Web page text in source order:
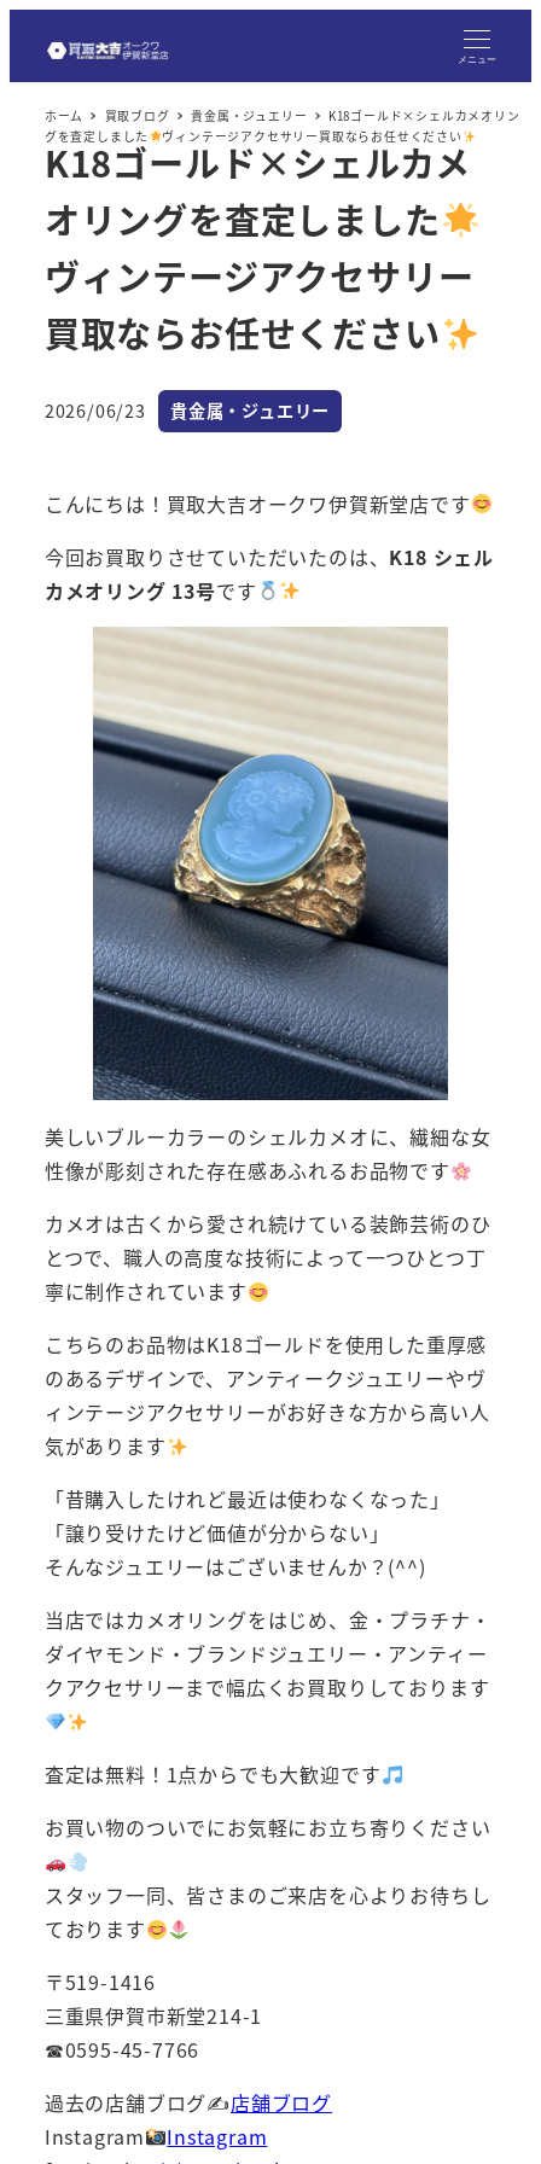
メニュー
ホーム 買取ブログ 貴金属・ジュエリー
K18ゴールド×シェルカメオリン
グを査定しました
ヴィンテージアクセサリー買取ならお任せください
K18ゴールド×シェルカメ
オリングを査定しました
ヴィンテージアクセサリー
買取ならお任せください
投稿日
2026/06/23 カテゴリー
貴金属・ジュエリー
こんにちは！買取大吉オークワ伊賀新堂店です
今回お買取りさせていただいたのは、 K18 シェル
カメオリング 13号です
美しいブルーカラーのシェルカメオに、繊細な女
性像が彫刻された存在感あふれるお品物です
カメオは古くから愛され続けている装飾芸術のひ
とつで、職人の高度な技術によって一つひとつ丁
寧に制作されています
こちらのお品物はK18ゴールドを使用した重厚感
のあるデザインで、アンティークジュエリーやヴ
ィンテージアクセサリーがお好きな方から高い人
気があります
「昔購入したけれど最近は使わなくなった」
「譲り受けたけど価値が分からない」
そんなジュエリーはございませんか？(^^)
当店ではカメオリングをはじめ、金・プラチナ・
ダイヤモンド・ブランドジュエリー・アンティー
クアクセサリーまで幅広くお買取りしております
査定は無料！1点からでも大歓迎です
お買い物のついでにお気軽にお立ち寄りください
スタッフ一同、皆さまのご来店を心よりお待ちし
ております
〒519-1416
三重県伊賀市新堂214-1
☎0595-45-7766
過去の店舗ブログ✍店舗ブログ
Instagram
Instagram